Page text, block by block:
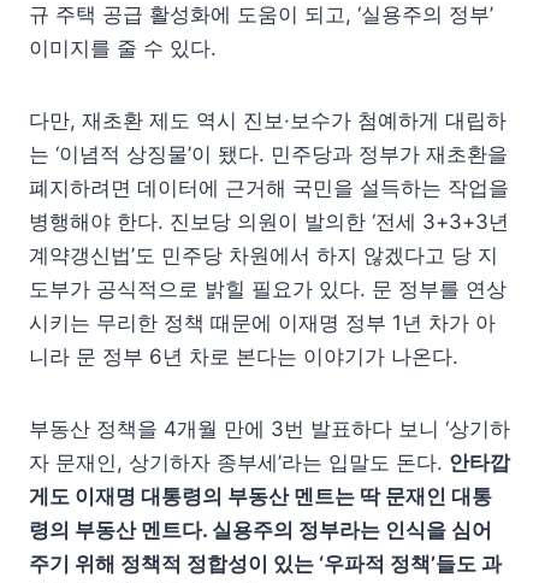
규 주택 공급 활성화에 도움이 되고, ‘실용주의 정부’
이미지를 줄 수 있다.
다만, 재초환 제도 역시 진보·보수가 첨예하게 대립하
는 ‘이념적 상징물’이 됐다. 민주당과 정부가 재초환을
폐지하려면 데이터에 근거해 국민을 설득하는 작업을
병행해야 한다. 진보당 의원이 발의한 ‘전세 3+3+3년
계약갱신법’도 민주당 차원에서 하지 않겠다고 당 지
도부가 공식적으로 밝힐 필요가 있다. 문 정부를 연상
시키는 무리한 정책 때문에 이재명 정부 1년 차가 아
니라 문 정부 6년 차로 본다는 이야기가 나온다.
부동산 정책을 4개월 만에 3번 발표하다 보니 ‘상기하
자 문재인, 상기하자 종부세’라는 입말도 돈다. 안타깝
게도 이재명 대통령의 부동산 멘트는 딱 문재인 대통
령의 부동산 멘트다. 실용주의 정부라는 인식을 심어
주기 위해 정책적 정합성이 있는 ‘우파적 정책’들도 과